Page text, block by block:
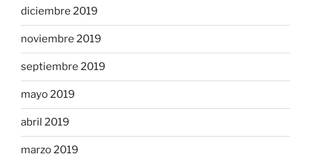
diciembre 2019
noviembre 2019
septiembre 2019
mayo 2019
abril 2019
marzo 2019